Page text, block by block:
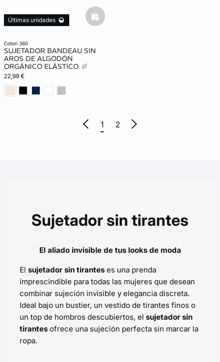
coton 360
SUJETADOR BANDEAU SIN
AROS DE ALGODÓN
ORGÁNICO ELÁSTICO
22,99 €
Últimas unidades
basketfull
1 2
Sujetador sin tirantes
El aliado invisible de tus looks de moda
El sujetador sin tirantes es una prenda
imprescindible para todas las mujeres que desean
combinar sujeción invisible y elegancia discreta.
Ideal bajo un bustier, un vestido de tirantes finos o
un top de hombros descubiertos, el sujetador sin
tirantes ofrece una sujeción perfecta sin marcar la
ropa.